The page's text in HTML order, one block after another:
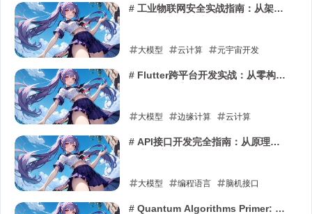
2025-12-24
# 工业物联网安全实战指南：从架构
大模型 云计算 元宇宙开发
2025-12-08
# Flutter跨平台开发实战：从零构建
大模型 边缘计算 云计算
2025-12-03
# API接口开发完全指南：从原理到
大模型 编程语言 脑机接口
2025-06-30
# Quantum Algorithms Primer: A